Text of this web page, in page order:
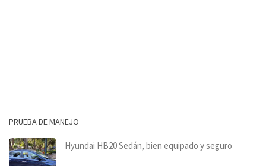
PRUEBA DE MANEJO
Hyundai HB20 Sedán, bien equipado y seguro